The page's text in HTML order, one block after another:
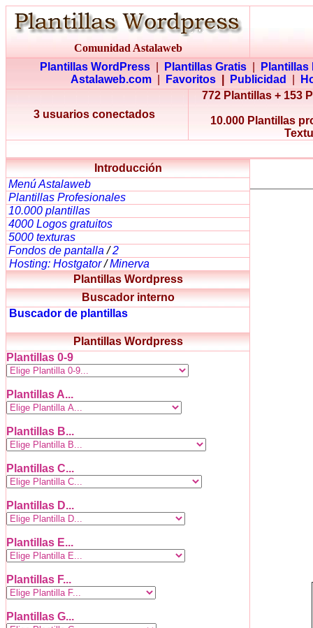
Comunidad Astalaweb
Plantillas WordPress
Plantillas Gratis
Plantillas
Astalaweb.com
Favoritos Publicidad
3 usuarios conectados
772 Plantillas + 153
10.000 Plantillas
Introducción
Menú Astalaweb
Plantillas Profesionales
10.000 plantillas
4000 Logos gratuitos
5000 texturas
Fondos de pantalla/2
Hosting: Hostgator/Minerva
Plantillas Wordpress
Buscador interno
Buscador de plantillas
Plantillas Wordpress
Plantillas 0-9
Plantillas A...
Plantillas B...
Plantillas C...
Plantillas D...
Plantillas E...
Plantillas F...
Plantillas G...